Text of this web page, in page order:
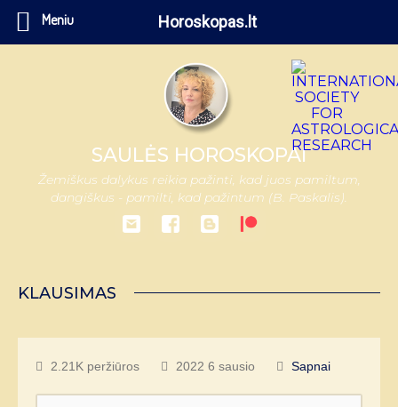
SAULĖS HOROSKOPAI
Žemiškus dalykus reikia pažinti, kad juos pamiltum,
dangiškus - pamilti, kad pažintum (B. Paskalis).
KLAUSIMAS
2.21K peržiūros 2022 6 sausio Sapnai
Meniu Horoskopas.lt